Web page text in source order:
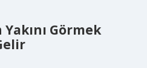
Görmek